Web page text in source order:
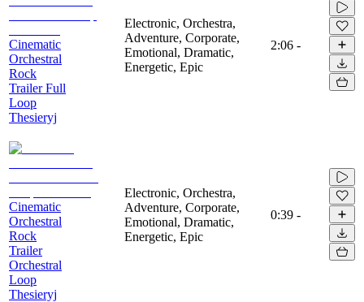
Cinematic
Orchestral
Rock
Trailer Full
Loop
Thesieryj
Electronic, Orchestra,
Adventure, Corporate,
Emotional, Dramatic,
Energetic, Epic
2:06 -
Cinematic
Orchestral
Rock
Trailer
Orchestral
Loop
Thesieryj
Electronic, Orchestra,
Adventure, Corporate,
Emotional, Dramatic,
Energetic, Epic
0:39 -